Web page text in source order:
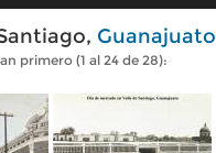
Guanajuato
primero (1 al 24 de 28):